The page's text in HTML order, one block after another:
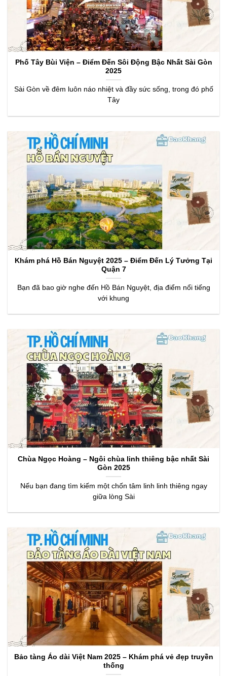
Phố Tây Bùi Viện – Điểm Đến Sôi Động Bậc Nhất Sài Gòn
2025
Sài Gòn về đêm luôn náo nhiệt và đầy sức sống, trong đó phố
Tây
Khám phá Hồ Bán Nguyệt 2025 – Điểm Đến Lý Tưởng Tại
Quận 7
Bạn đã bao giờ nghe đến Hồ Bán Nguyệt, địa điểm nổi tiếng
với khung
Chùa Ngọc Hoàng – Ngôi chùa linh thiêng bậc nhất Sài
Gòn 2025
Nếu bạn đang tìm kiếm một chốn tâm linh linh thiêng ngay
giữa lòng Sài
Bảo tàng Áo dài Việt Nam 2025 – Khám phá vẻ đẹp truyền
thống